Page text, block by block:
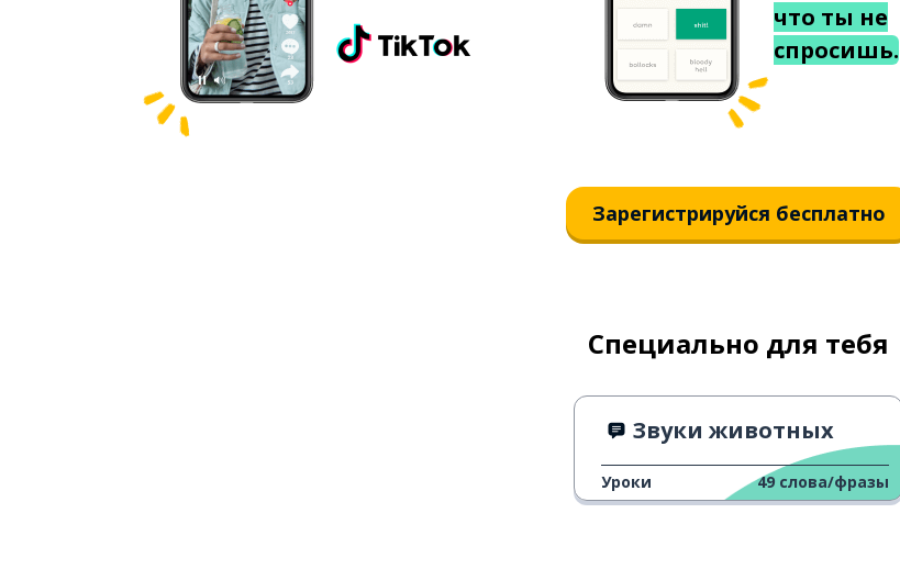
что ты не
спросишь.
Зарегистрируйся бесплатно
Специально для тебя
Звуки животных
Уроки 49 слова/фразы